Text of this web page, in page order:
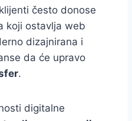
često donose
koji ostavlja web
dizajnirana i
da će upravo
.
digitalne